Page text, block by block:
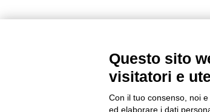
Le immagini e le foto presenti in questo sito
Questo sito
visitatori e
Con il tuo consenso, noi
ed elaborare i dati